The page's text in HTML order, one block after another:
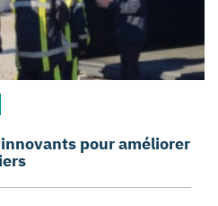
innovants pour améliorer